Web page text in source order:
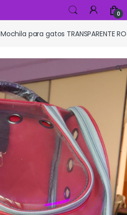
0
Mochila para gatos TRANSPARENTE
🔍